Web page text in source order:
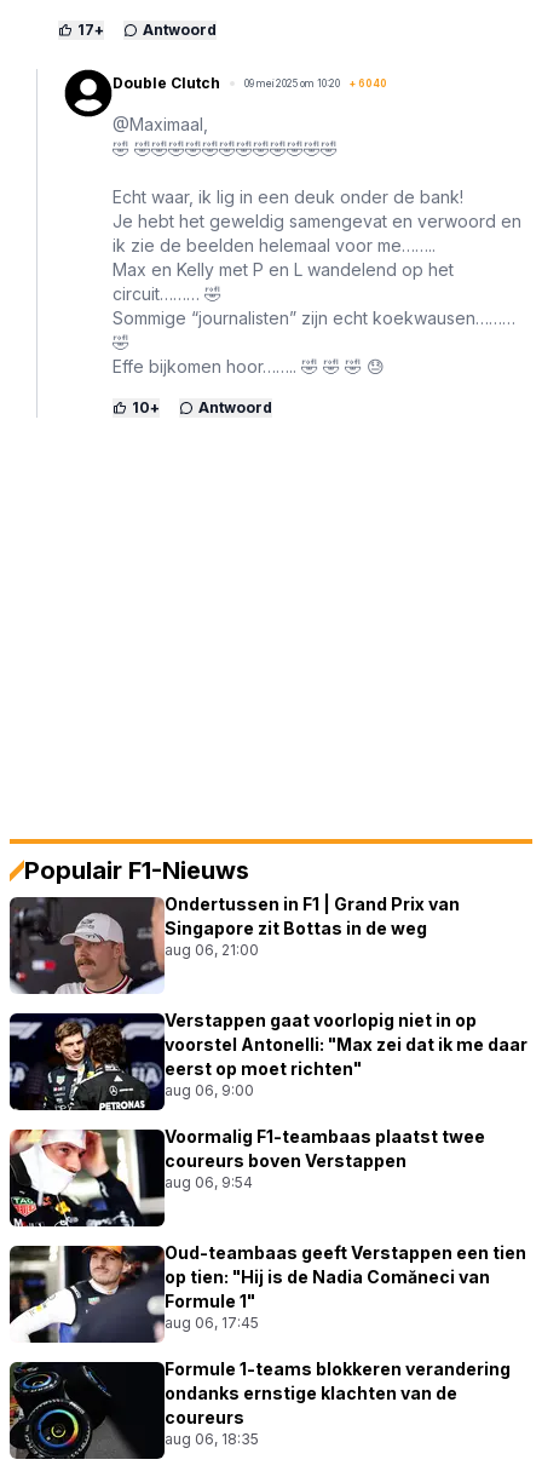
17+ Antwoord
Double Clutch 09 mei 2025 om 10:20 + 6040
@Maximaal,
🤣 🤣🤣🤣🤣🤣🤣🤣🤣🤣🤣🤣🤣
Echt waar, ik lig in een deuk onder de bank!
Je hebt het geweldig samengevat en verwoord en
ik zie de beelden helemaal voor me……..
Max en Kelly met P en L wandelend op het
circuit……… 🤣
Sommige “journalisten” zijn echt koekwausen………
🤣
Effe bijkomen hoor…….. 🤣 🤣 🤣 😓
10+ Antwoord
Populair F1-Nieuws
Ondertussen in F1 | Grand Prix van
Singapore zit Bottas in de weg
aug 06, 21:00
Verstappen gaat voorlopig niet in op
voorstel Antonelli: "Max zei dat ik me daar
eerst op moet richten"
aug 06, 9:00
Voormalig F1-teambaas plaatst twee
coureurs boven Verstappen
aug 06, 9:54
Oud-teambaas geeft Verstappen een tien
op tien: "Hij is de Nadia Comăneci van
Formule 1"
aug 06, 17:45
Formule 1-teams blokkeren verandering
ondanks ernstige klachten van de
coureurs
aug 06, 18:35